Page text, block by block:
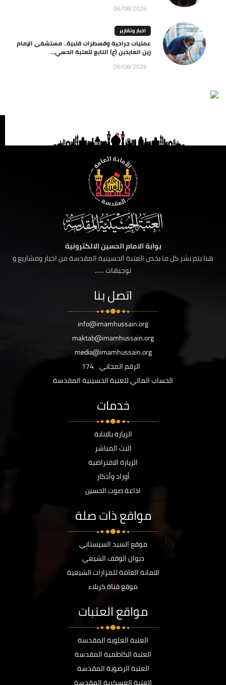
06/08/2026
اخبار وتقارير
عمليات جراحية وقسطرات قلبية.. مستشفى الإمام
زين العابدين (ع) التابع للعتبة الحسي...
06/08/2026
بوابة الامام الحسين الالكترونية
هنا يتم نشر كل ما يخص العتبة الحسينية المقدسة من اخبار ومشاريع و
توجيهات ......
اتصل بنا
info@imamhussain.org
maktab@imamhussain.org
media@imamhussain.org
الرقم المجاني 174
الحساب المالي للعتبة الحسينية المقدسة
خدمات
الزيارة بالانابة
البث المباشر
الزيارة الافتراضية
أوراد وأذكار
اذاعة صوت الحسين
مواقع ذات صلة
موقع السيد السيستاني
ديوان الوقف الشيعي
الامانة العامة للمزارات الشيعية
موقع قناة كربلاء
مواقع العتبات
العتبة العلوية المقدسة
العتبة الكاظمية المقدسة
العتبة الرضوية المقدسة